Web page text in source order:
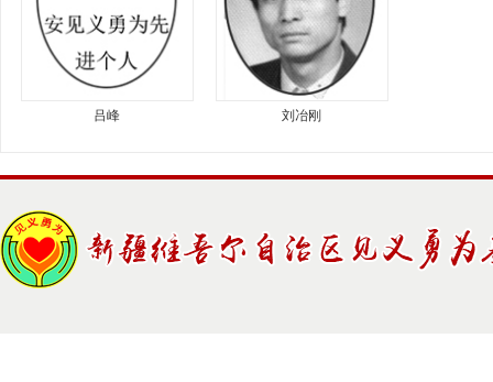
吕峰 刘冶刚